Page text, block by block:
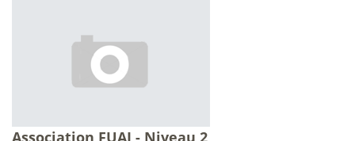
Association FUAJ - Niveau 2